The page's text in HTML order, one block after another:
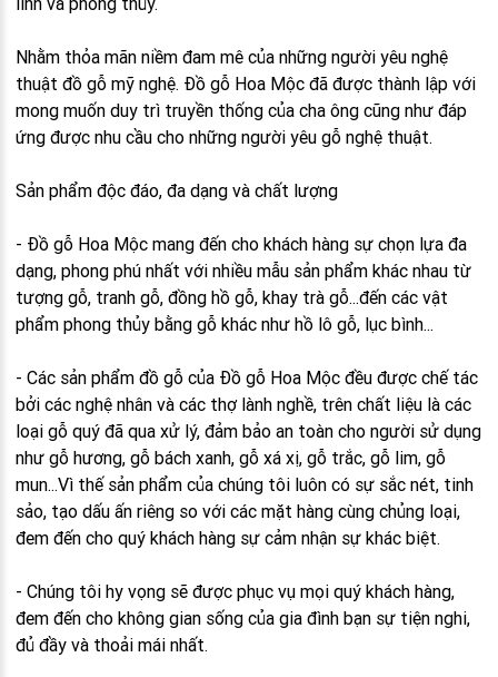
Nhằm thỏa mãn niềm đam mê của những người yêu nghệ
thuật đồ gỗ mỹ nghệ. Đồ gỗ Hoa Mộc đã được thành lập với
mong muốn duy trì truyền thống của cha ông cũng như đáp
ứng được nhu cầu cho những người yêu gỗ nghệ thuật.
Sản phẩm độc đáo, đa dạng và chất lượng
- Đồ gỗ Hoa Mộc mang đến cho khách hàng sự chọn lựa đa
dạng, phong phú nhất với nhiều mẫu sản phẩm khác nhau từ
tượng gỗ, tranh gỗ, đồng hồ gỗ, khay trà gỗ...đến các vật
phẩm phong thủy bằng gỗ khác như hồ lô gỗ, lục bình...
- Các sản phẩm đồ gỗ của Đồ gỗ Hoa Mộc đều được chế tác
bởi các nghệ nhân và các thợ lành nghề, trên chất liệu là các
loại gỗ quý đã qua xử lý, đảm bảo an toàn cho người sử dụng
như gỗ hương, gỗ bách xanh, gỗ xá xị, gỗ trắc, gỗ lim, gỗ
mun...Vì thế sản phẩm của chúng tôi luôn có sự sắc nét, tinh
sảo, tạo dấu ấn riêng so với các mặt hàng cùng chủng loại,
đem đến cho quý khách hàng sự cảm nhận sự khác biệt.
- Chúng tôi hy vọng sẽ được phục vụ mọi quý khách hàng,
đem đến cho không gian sống của gia đình bạn sự tiện nghi,
đủ đầy và thoải mái nhất.